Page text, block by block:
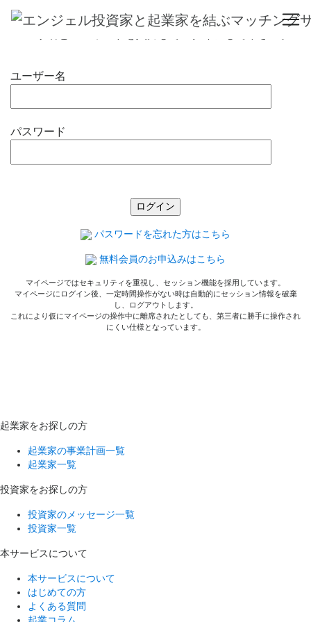
ユーザー名
パスワード
パスワードを忘れた方はこちら
無料会員のお申込みはこちら
マイページではセキュリティを重視し、セッション機能を採用しています。
マイページにログイン後、一定時間操作がない時は自動的にセッション情報を破棄
し、ログアウトします。
これにより仮にマイページの操作中に離席されたとしても、第三者に勝手に操作され
にくい仕様となっています。
起業家をお探しの方
起業家の事業計画一覧
起業家一覧
投資家をお探しの方
投資家のメッセージ一覧
投資家一覧
本サービスについて
本サービスについて
はじめての方
よくある質問